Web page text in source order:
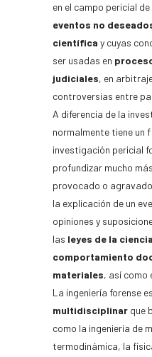
en el campo pericial de
eventos no
científica y cuyas
ser usadas en
judiciales, en
controversias entre
A diferencia de la
normalmente tiene un
investigación pericial
profundizar mucho
provocado o
la explicación de un
opiniones y
las leyes de la
comportamiento
materiales, así como
La ingeniería forense
multidisciplinar que
como la ingeniería de
termodinámica, la